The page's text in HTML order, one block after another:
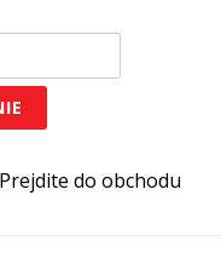
do obchodu